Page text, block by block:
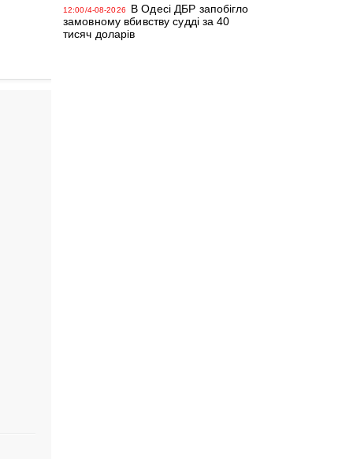
12:00/4-08-2026
В Одесі ДБР запобігло
замовному вбивству судді за 40
тисяч доларів